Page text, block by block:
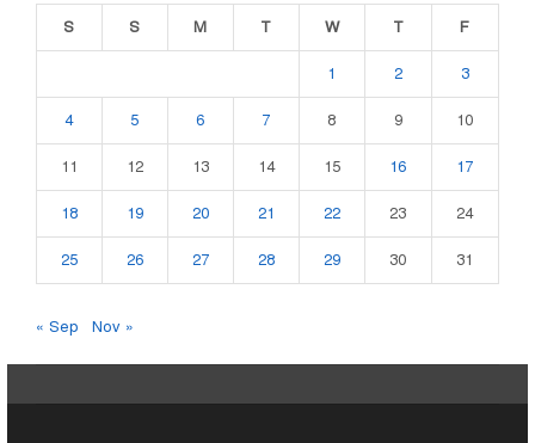
S
S M T W T F
1 2 3
4 5 6 7 8 9 10
11 12 13 14 15 16 17
18 19 20 21 22 23 24
25 26 27 28 29 30 31
« Sep Nov »